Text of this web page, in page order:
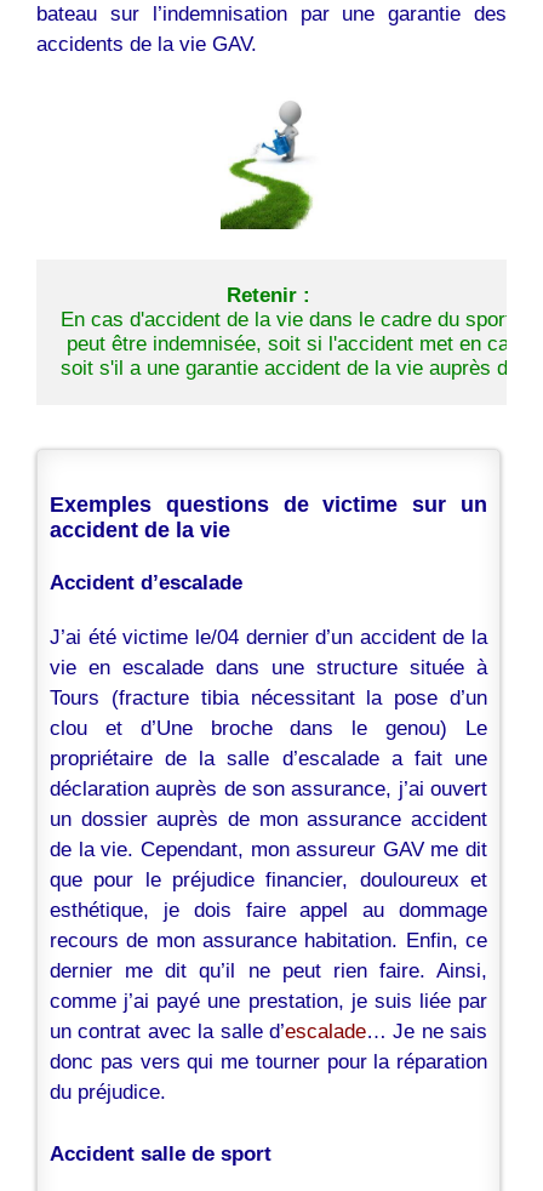
bateau sur l’indemnisation par une garantie des
accidents de la vie GAV.
Retenir :
En cas d'accident de la vie dans le cadre du sport,
peut être indemnisée, soit si l'accident met en
soit s'il a une garantie accident de la vie auprès de
Exemples questions de victime sur un
accident de la vie
Accident d’escalade
J’ai été victime le/04 dernier d’un accident de la
vie en escalade dans une structure située à
Tours (fracture tibia nécessitant la pose d’un
clou et d’Une broche dans le genou) Le
propriétaire de la salle d’escalade a fait une
déclaration auprès de son assurance, j’ai ouvert
un dossier auprès de mon assurance accident
de la vie. Cependant, mon assureur GAV me dit
que pour le préjudice financier, douloureux et
esthétique, je dois faire appel au dommage
recours de mon assurance habitation. Enfin, ce
dernier me dit qu’il ne peut rien faire. Ainsi,
comme j’ai payé une prestation, je suis liée par
un contrat avec la salle d’escalade… Je ne sais
donc pas vers qui me tourner pour la réparation
du préjudice.
Accident salle de sport